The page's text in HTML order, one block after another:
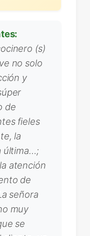
(s)
no solo
y
de
fieles
la
última…;
atención
de
señora
muy
se